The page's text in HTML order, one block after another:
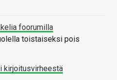
foorumilla
toistaiseksi pois
kirjoitusvirheestä